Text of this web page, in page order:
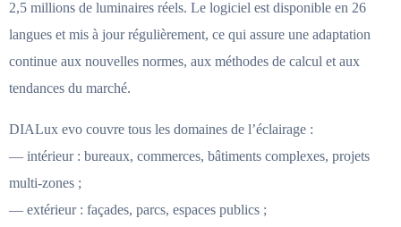
2,5 millions de luminaires réels. Le logiciel est disponible en 26
langues et mis à jour régulièrement, ce qui assure une adaptation
continue aux nouvelles normes, aux méthodes de calcul et aux
tendances du marché.
DIALux evo couvre tous les domaines de l’éclairage :
— intérieur : bureaux, commerces, bâtiments complexes, projets
multi-zones ;
— extérieur : façades, parcs, espaces publics ;